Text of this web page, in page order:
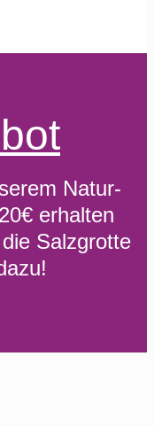
Natur-
erhalten
Salzgrotte